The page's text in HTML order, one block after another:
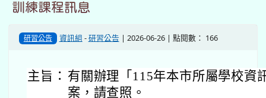
訓練課程訊息
研習公告 資訊組 -研習公告 | 2026-06-26 | 點閱數： 166
主旨： 有關辦理「115年本市所屬學校資
案，請查照。